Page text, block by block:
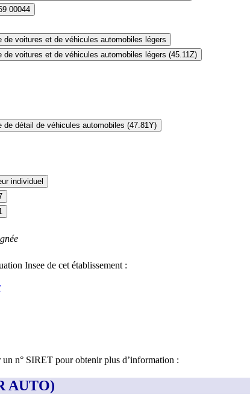
00044
de voitures et de véhicules automobiles légers
de voitures et de véhicules automobiles légers (45.11Z)
de détail de véhicules automobiles (47.81Y)
individuel
Insee de cet établissement :
un n° SIRET pour obtenir plus d’information :
AUTO)